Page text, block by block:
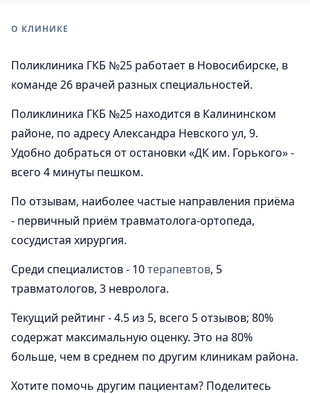
О КЛИНИКЕ
Поликлиника ГКБ №25 работает в Новосибирске, в
команде 26 врачей разных специальностей.
Поликлиника ГКБ №25 находится в Калининском
районе, по адресу Александра Невского ул, 9.
Удобно добраться от остановки «ДК им. Горького» -
всего 4 минуты пешком.
По отзывам, наиболее частые направления приёма
- первичный приём травматолога-ортопеда,
сосудистая хирургия.
Среди специалистов - 10терапевтов, 5
травматологов, 3 невролога.
Текущий рейтинг - 4.5 из 5, всего 5 отзывов; 80%
содержат максимальную оценку. Это на 80%
больше, чем в среднем по другим клиникам района.
Хотите помочь другим пациентам? Поделитесь